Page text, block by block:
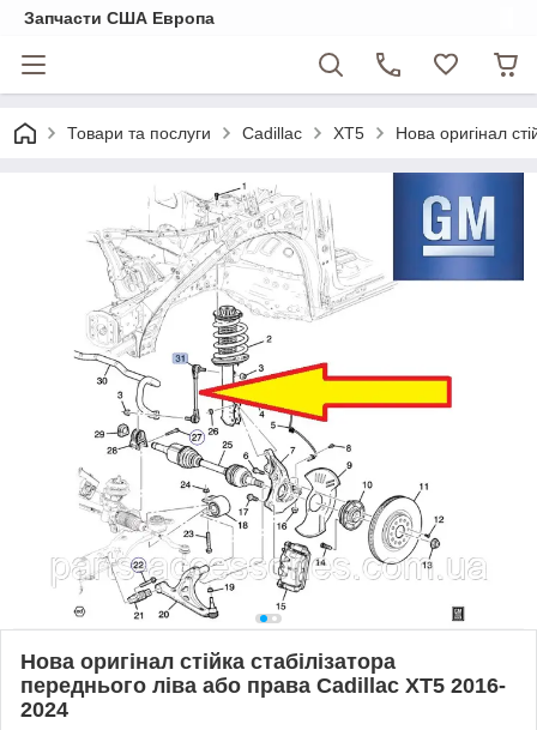
Запчасти США Европа
Товари та послуги Cadillac XT5 Нова оригінал
Нова оригінал стійка стабілізатора
переднього ліва або права Cadillac XT5 2016-
2024